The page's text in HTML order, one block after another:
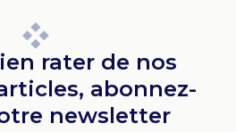
rater de nos
abonnez-
newsletter